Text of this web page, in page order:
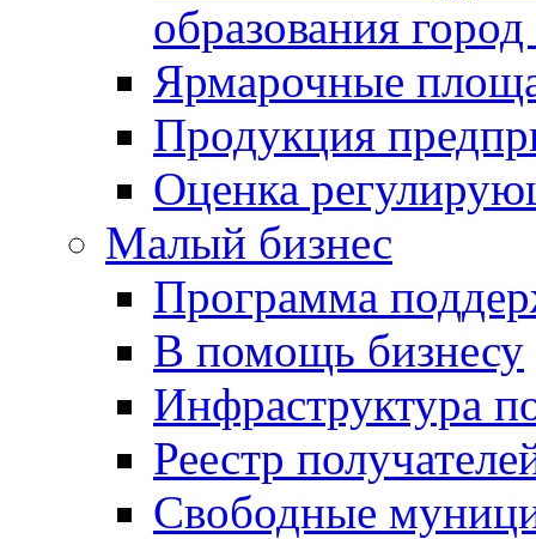
образования
Ярмарочные
Продукция
Оценка
Малый бизнес
Программа
В помощь бизнесу
Инфраструктура
Реестр
Свободные